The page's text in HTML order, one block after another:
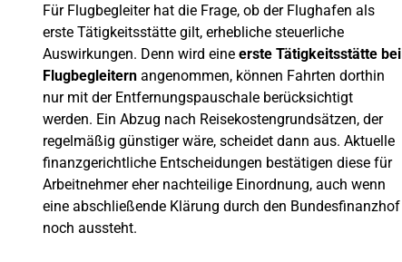
Für Flugbegleiter hat die Frage, ob der Flughafen als
erste Tätigkeitsstätte gilt, erhebliche steuerliche
Auswirkungen. Denn wird eine erste Tätigkeitsstätte bei
Flugbegleitern angenommen, können Fahrten dorthin
nur mit der Entfernungspauschale berücksichtigt
werden. Ein Abzug nach Reisekostengrundsätzen, der
regelmäßig günstiger wäre, scheidet dann aus. Aktuelle
finanzgerichtliche Entscheidungen bestätigen diese für
Arbeitnehmer eher nachteilige Einordnung, auch wenn
eine abschließende Klärung durch den Bundesfinanzhof
noch aussteht.